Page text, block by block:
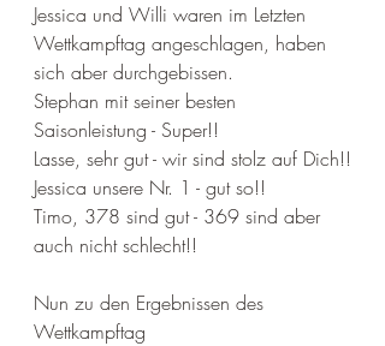
Jessica und Willi waren im Letzten
Wettkampftag angeschlagen, haben
sich aber durchgebissen.
Stephan mit seiner besten
Saisonleistung - Super!!
Lasse, sehr gut - wir sind stolz auf Dich!!
Jessica unsere Nr. 1 - gut so!!
Timo, 378 sind gut - 369 sind aber
auch nicht schlecht!!
Nun zu den Ergebnissen des
Wettkampftag